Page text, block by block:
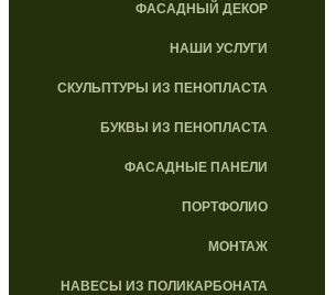
ФАСАДНЫЙ ДЕКОР
НАШИ УСЛУГИ
СКУЛЬПТУРЫ ИЗ ПЕНОПЛАСТА
БУКВЫ ИЗ ПЕНОПЛАСТА
ФАСАДНЫЕ ПАНЕЛИ
ПОРТФОЛИО
МОНТАЖ
НАВЕСЫ ИЗ ПОЛИКАРБОНАТА